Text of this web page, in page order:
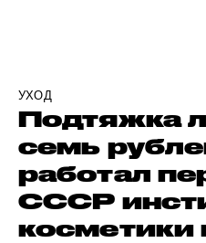
УХОД
Подтяжка
семь
работал
СССР
косметики